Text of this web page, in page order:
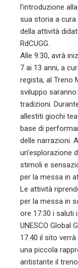
l’introduzione
sua storia a cura
della attività
RdCUGG.
Alle 9:30, avrà
7 ai 13 anni, a
regista, al Treno
sviluppo
tradizioni.
allestiti giochi
base di
delle narrazioni.
un’esplorazione
stimoli e
per la messa in
Le attività
per la messa in
ore 17:30 i saluti
UNESCO Global
17.40 il sito
una piccola
antistante il treno.